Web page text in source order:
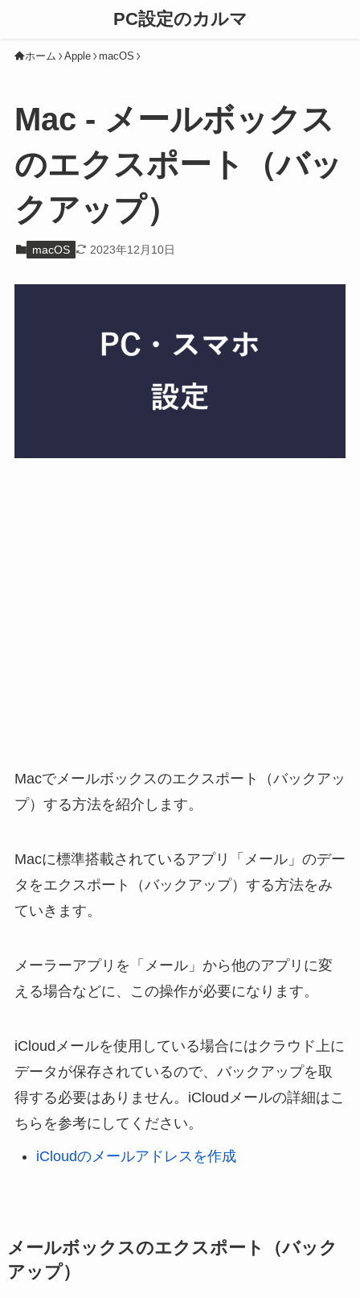
PC設定のカルマ
ホーム Apple macOS
Mac - メールボックス
のエクスポート（バッ
クアップ）
macOS 2023年12月10日
Macでメールボックスのエクスポート（バックアッ
プ）する方法を紹介します。
Macに標準搭載されているアプリ「メール」のデー
タをエクスポート（バックアップ）する方法をみ
ていきます。
メーラーアプリを「メール」から他のアプリに変
える場合などに、この操作が必要になります。
iCloudメールを使用している場合にはクラウド上に
データが保存されているので、バックアップを取
得する必要はありません。iCloudメールの詳細はこ
ちらを参考にしてください。
iCloudのメールアドレスを作成
メールボックスのエクスポート（バック
アップ）